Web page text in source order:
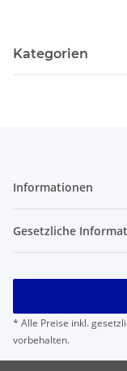
Kategorien
Informationen
Gesetzliche
* Alle Preise inkl.
vorbehalten.